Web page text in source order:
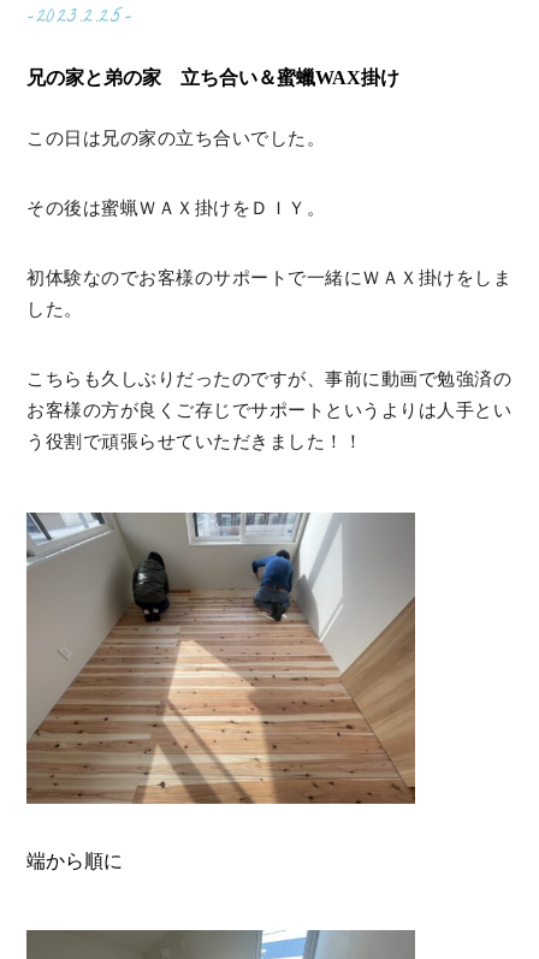
-2023.2.25-
兄の家と弟の家 立ち合い＆蜜蠟WAX掛け
この日は兄の家の立ち合いでした。
その後は蜜蝋ＷＡＸ掛けをＤＩＹ。
初体験なのでお客様のサポートで一緒にＷＡＸ掛けをしま
した。
こちらも久しぶりだったのですが、事前に動画で勉強済の
お客様の方が良くご存じでサポートというよりは人手とい
う役割で頑張らせていただきました！！
端から順に